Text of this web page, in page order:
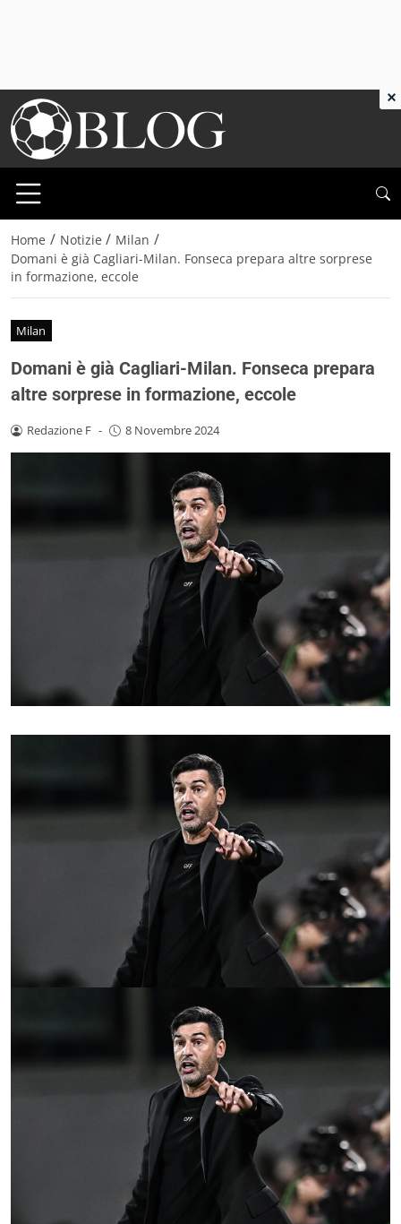
Home / Notizie / Milan /
Domani è già Cagliari-Milan. Fonseca prepara altre sorprese
in formazione, eccole
Milan
Domani è già Cagliari-Milan. Fonseca prepara
altre sorprese in formazione, eccole
Redazione F - 8 Novembre 2024
×